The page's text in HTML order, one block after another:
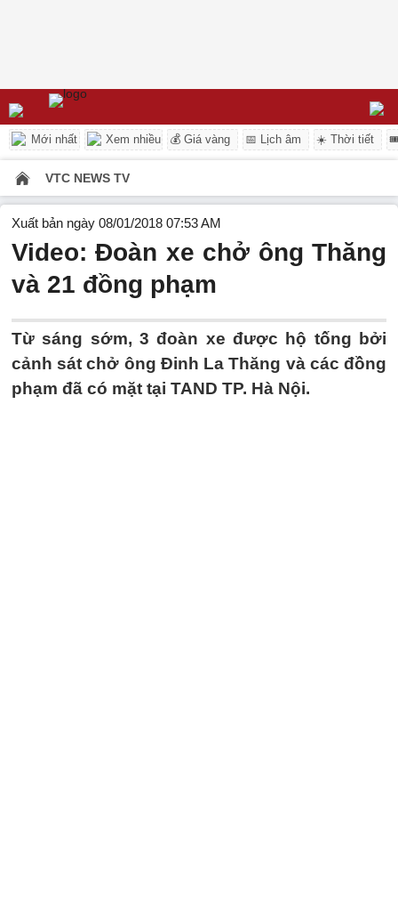
Mới nhất Xem nhiều 💰 Giá vàng 📅 Lịch âm ☀️ Thời tiết
VTC NEWS TV
Xuất bản ngày 08/01/2018 07:53 AM
Video: Đoàn xe chở ông Thăng
và 21 đồng phạm
Từ sáng sớm, 3 đoàn xe được hộ tống bởi
cảnh sát chở ông Đinh La Thăng và các đồng
phạm đã có mặt tại TAND TP. Hà Nội.